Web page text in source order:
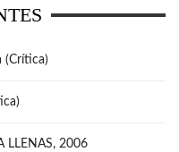
(Crítica)
LLENAS, 2006